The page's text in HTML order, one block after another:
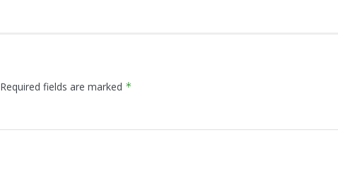
Required fields are marked *